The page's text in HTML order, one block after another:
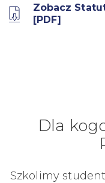
Zobacz
[PDF]
Dla
Szkolimy